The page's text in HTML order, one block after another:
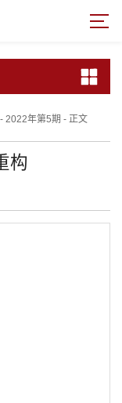
2022年第5期 - 正文
构